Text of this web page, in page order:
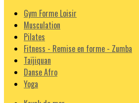
Gym Forme Loisir
Musculation
Pilates
Fitness - Remise en forme - Zumba
Taïjiquan
Danse Afro
Yoga